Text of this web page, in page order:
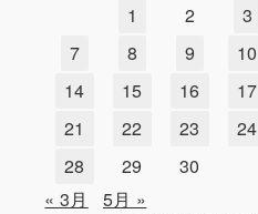
1
2 3
7
8 9 10
14
15 16 17
21
22 23 24
28
29
30
« 3月
5月 »